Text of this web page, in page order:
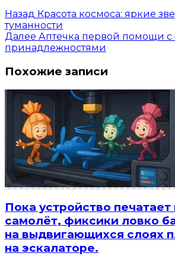
Назад Красота космоса: яркие
туманности
Далее Аптечка первой помощи
принадлежностями
Похожие записи
Пока устройство
самолёт, фиксики ловко
на выдвигающихся слоях
на эскалаторе.